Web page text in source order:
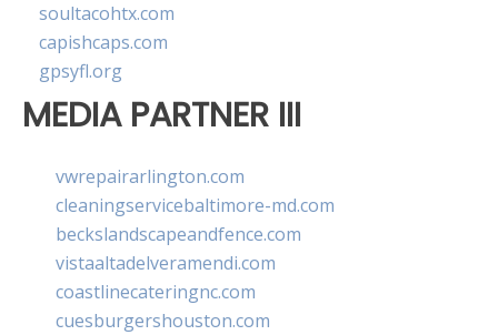
soultacohtx.com
capishcaps.com
gpsyfl.org
MEDIA PARTNER III
vwrepairarlington.com
cleaningservicebaltimore-md.com
beckslandscapeandfence.com
vistaaltadelveramendi.com
coastlinecateringnc.com
cuesburgershouston.com